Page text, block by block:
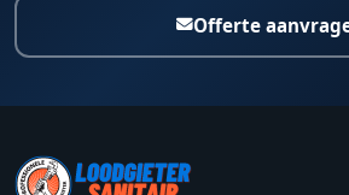
Offerte